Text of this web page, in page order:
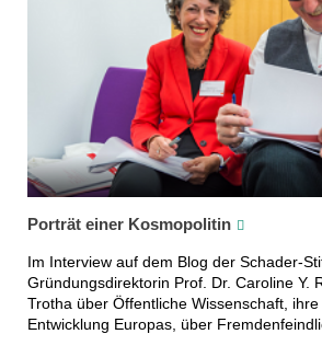
Porträt einer Kosmopolitin
Im Interview auf dem Blog der Schader-
Gründungsdirektorin Prof. Dr. Caroline Y.
Trotha über Öffentliche Wissenschaft,
Entwicklung Europas, über